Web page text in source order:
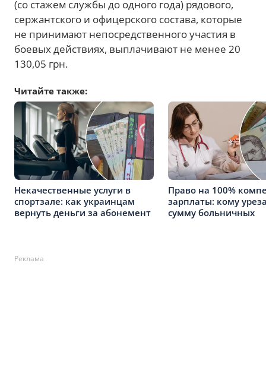
(со стажем службы до одного года) рядового,
сержантского и офицерского состава, которые
не принимают непосредственного участия в
боевых действиях, выплачивают не менее 20
130,05 грн.
Читайте также:
Некачественные услуги в
спортзале: как украинцам
вернуть деньги за абонемент
Право на 100%
зарплаты: кому
сумму больничных
Реклама